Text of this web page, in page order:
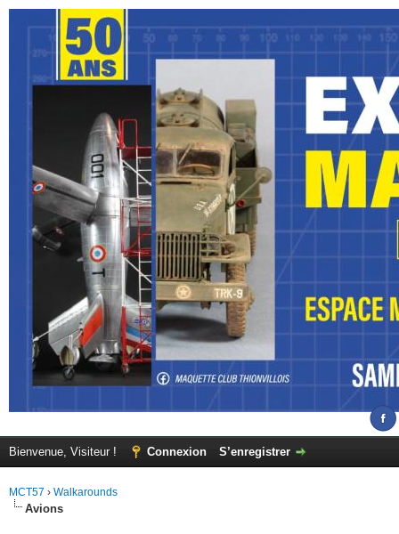
Bienvenue, Visiteur ! Connexion S’enregistrer
MCT57 › Walkarounds
Avions